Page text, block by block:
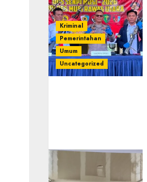
Kriminal
Pemerintahan
Umum
Uncategorized